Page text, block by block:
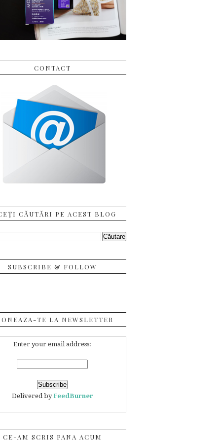
CONTACT
CĂUTĂRI PE ACEST BLOG
SUBSCRIBE & FOLLOW
TE LA NEWSLETTER
Enter your email address:
Delivered byFeedBurner
CE-AM SCRIS PANA ACUM